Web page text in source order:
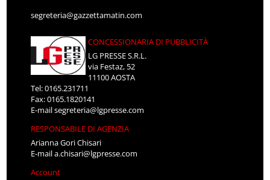
segreteria@gazzettamatin.com
CONCESSIONARIA DI PUBBLICITÀ
LG PRESSE S.R.L.
via Festaz, 52
11100 AOSTA
Tel: 0165.231711
Fax: 0165.1820141
E-mailsegreteria@lgpresse.com
RESPONSABILE DI AGENZIA
Arianna Gori Chisari
E-maila.chisari@lgpresse.com
Account